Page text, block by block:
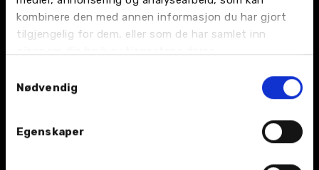
kombinere den med annen informasjon du har gjort
tilgjengelig for dem, eller som de har samlet inn
gjennom din bruk av tjenestene deres.
Nødvendig
Egenskaper
Nybil